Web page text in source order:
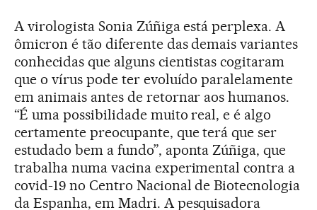
A virologista Sonia Zúñiga está perplexa. A
ômicron é tão diferente das demais variantes
conhecidas que alguns cientistas cogitaram
que o vírus pode ter evoluído paralelamente
em animais antes de retornar aos humanos.
“É uma possibilidade muito real, e é algo
certamente preocupante, que terá que ser
estudado bem a fundo”, aponta Zúñiga, que
trabalha numa vacina experimental contra a
covid-19 no Centro Nacional de Biotecnologia
da Espanha, em Madri. A pesquisadora